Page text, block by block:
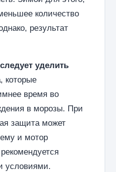
количество
результат
уделить
, которые
время во
в морозы. При
защита может
и мотор
условиями.